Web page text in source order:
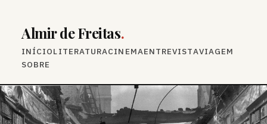
Almir de Freitas.
INÍCIOLITERATURACINEMAENTREVISTAVIAGEM
SOBRE